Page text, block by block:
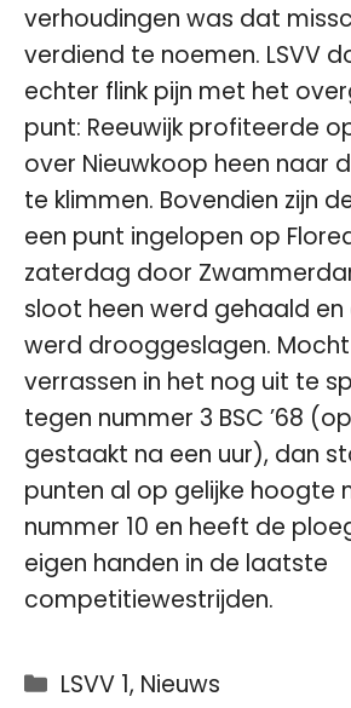
verhoudingen was dat
verdiend te noemen. LSVV
echter flink pijn met het
punt: Reeuwijk profiteerde
over Nieuwkoop heen naar
te klimmen. Bovendien zijn
een punt ingelopen op
zaterdag door
sloot heen werd gehaald
werd drooggeslagen. Mocht
verrassen in het nog uit te
tegen nummer 3 BSC ’68
gestaakt na een uur), dan
punten al op gelijke hoogte
nummer 10 en heeft de
eigen handen in de laatste
competitiewestrijden.
Categorieën
LSVV 1, Nieuws